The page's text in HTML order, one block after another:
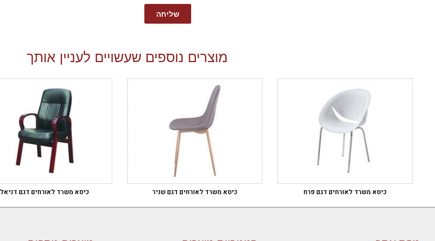
שליחה
מוצרים נוספים שעשויים לעניין אותך
כיסא משרד לאורחים דגם פרח כיסא משרד לאורחים דגם שניר כיסא משרד לאורחים דגם דניאל